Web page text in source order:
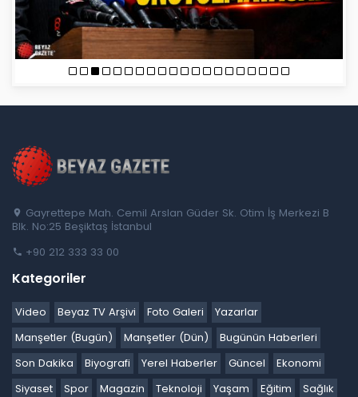
Gayrettepe Mah. Cemil Arslan Güder Sk. Otim İş Merkezi B
Blk. No:25 Beşiktaş İstanbul
+90 212 333 33 00
Kategoriler
Video Beyaz TV Arşivi Foto Galeri
Yazarlar
Manşetler (Bugün)
Manşetler (Dün)
Bugünün Haberleri
Son Dakika
Biyografi Yerel Haberler Güncel
Ekonomi
Siyaset
Spor Magazin Teknoloji Yaşam Eğitim
Sağlık